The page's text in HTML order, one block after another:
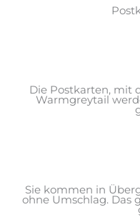
Die Postkarten, mit
Warmgreytail
Sie kommen in
ohne Umschlag. Das